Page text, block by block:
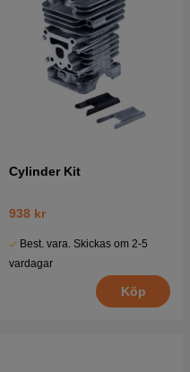
Cylinder Kit
938 kr
Best. vara. Skickas om 2-5
vardagar
Köp